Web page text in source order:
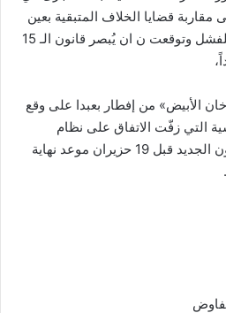
مقاربة قضايا الخلاف المتبقية بعين
المقارنة مع البدائل الكارثية للفشل وتوقعت ن ان يُبصر قانون الـ 15
الأبيض» من إفطار بعبدا على وقع
التي زفّت الاتفاق على نظام
«النسبية» وأكدت ولادة القانون الجديد قبل 19 حزيران موعد نهاية